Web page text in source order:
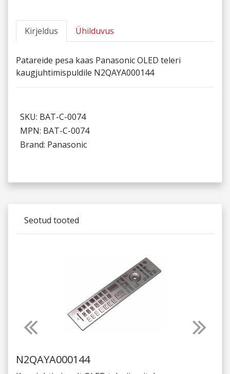
Kirjeldus Ühilduvus
Patareide pesa kaas Panasonic OLED teleri
kaugjuhtimispuldile N2QAYA000144
SKU: BAT-C-0074
MPN: BAT-C-0074
Brand: Panasonic
Seotud tooted
N2QAYA000144
Previous Next